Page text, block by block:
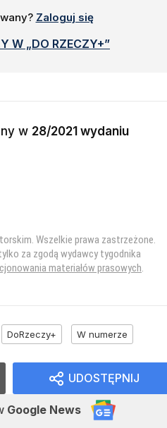
Zaloguj się
W „DO RZECZY+”
w 28/2021 wydaniu
Wszelkie prawa zastrzeżone.
za zgodą wydawcy tygodnika
materiałów prasowych
DoRzeczy+ W numerze
UDOSTĘPNIJ
Google News